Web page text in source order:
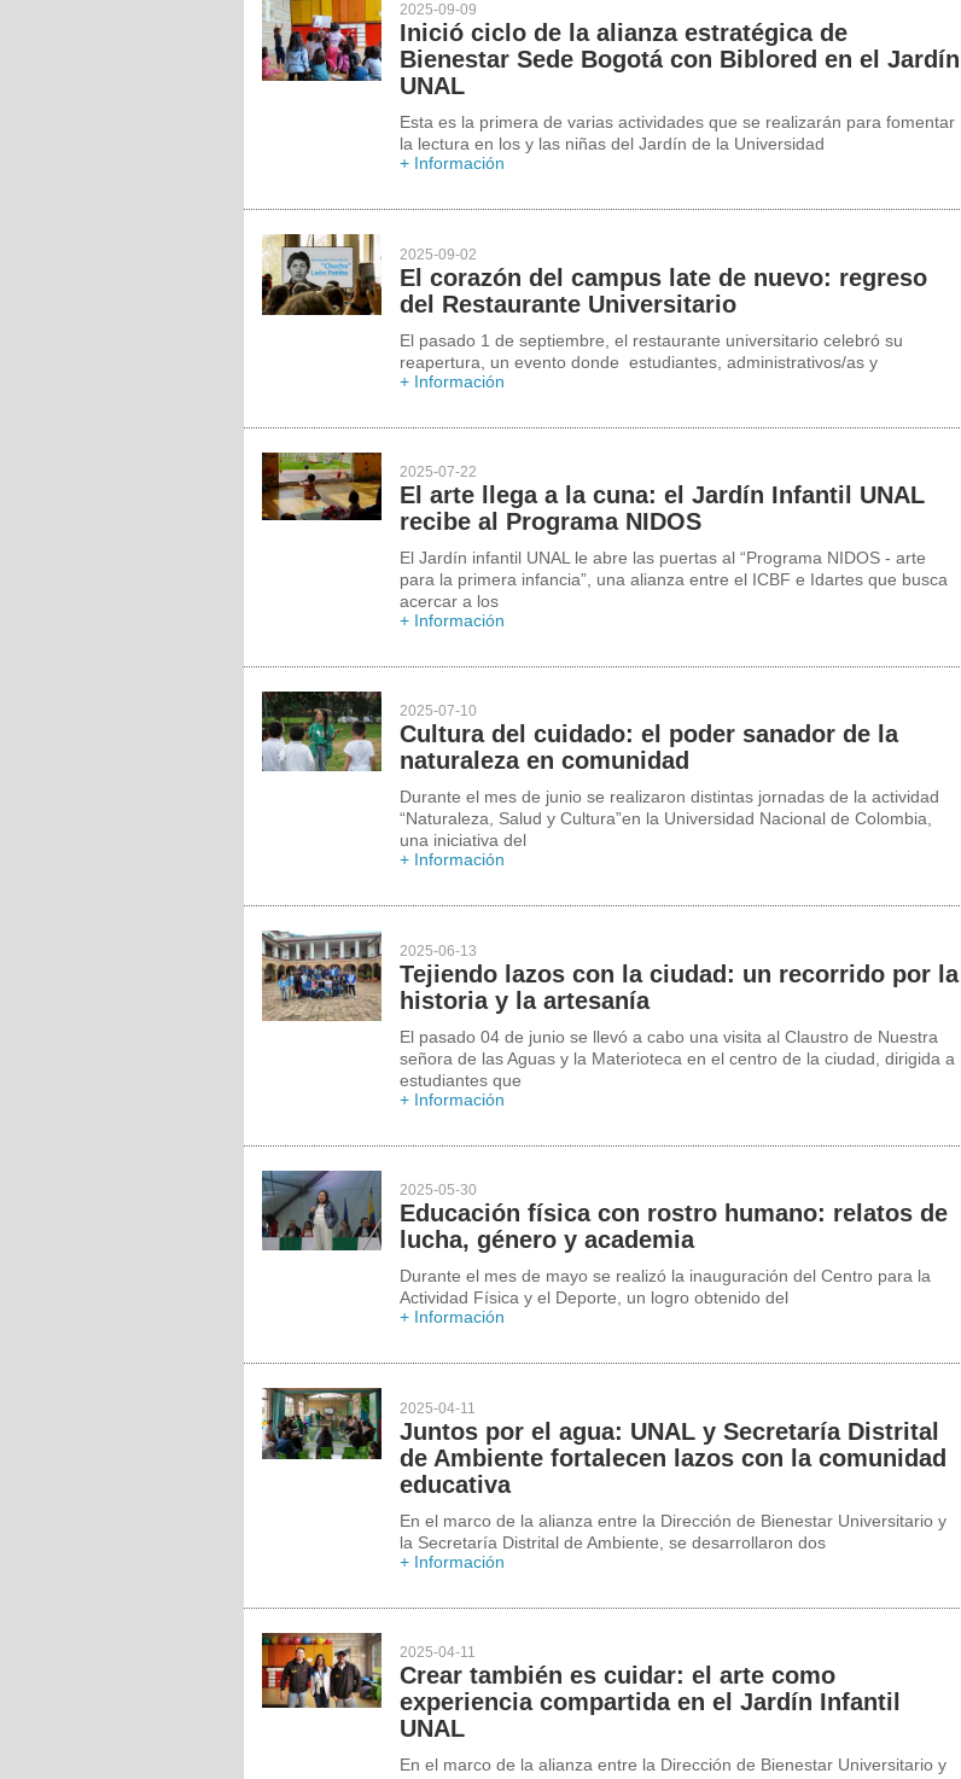
2025-09-09
Inició ciclo de la alianza estratégica de
Bienestar Sede Bogotá con Biblored en el Jardín
UNAL
Esta es la primera de varias actividades que se realizarán para fomentar
la lectura en los y las niñas del Jardín de la Universidad
+ Información
2025-09-02
El corazón del campus late de nuevo: regreso
del Restaurante Universitario
El pasado 1 de septiembre, el restaurante universitario celebró su
reapertura, un evento donde estudiantes, administrativos/as y
+ Información
2025-07-22
El arte llega a la cuna: el Jardín Infantil UNAL
recibe al Programa NIDOS
El Jardín infantil UNAL le abre las puertas al “Programa NIDOS - arte
para la primera infancia”, una alianza entre el ICBF e Idartes que busca
acercar a los
+ Información
2025-07-10
Cultura del cuidado: el poder sanador de la
naturaleza en comunidad
Durante el mes de junio se realizaron distintas jornadas de la actividad
“Naturaleza, Salud y Cultura”en la Universidad Nacional de Colombia,
una iniciativa del
+ Información
2025-06-13
Tejiendo lazos con la ciudad: un recorrido por la
historia y la artesanía
El pasado 04 de junio se llevó a cabo una visita al Claustro de Nuestra
señora de las Aguas y la Materioteca en el centro de la ciudad, dirigida a
estudiantes que
+ Información
2025-05-30
Educación física con rostro humano: relatos de
lucha, género y academia
Durante el mes de mayo se realizó la inauguración del Centro para la
Actividad Física y el Deporte, un logro obtenido del
+ Información
2025-04-11
Juntos por el agua: UNAL y Secretaría Distrital
de Ambiente fortalecen lazos con la comunidad
educativa
En el marco de la alianza entre la Dirección de Bienestar Universitario y
la Secretaría Distrital de Ambiente, se desarrollaron dos
+ Información
2025-04-11
Crear también es cuidar: el arte como
experiencia compartida en el Jardín Infantil
UNAL
En el marco de la alianza entre la Dirección de Bienestar Universitario y